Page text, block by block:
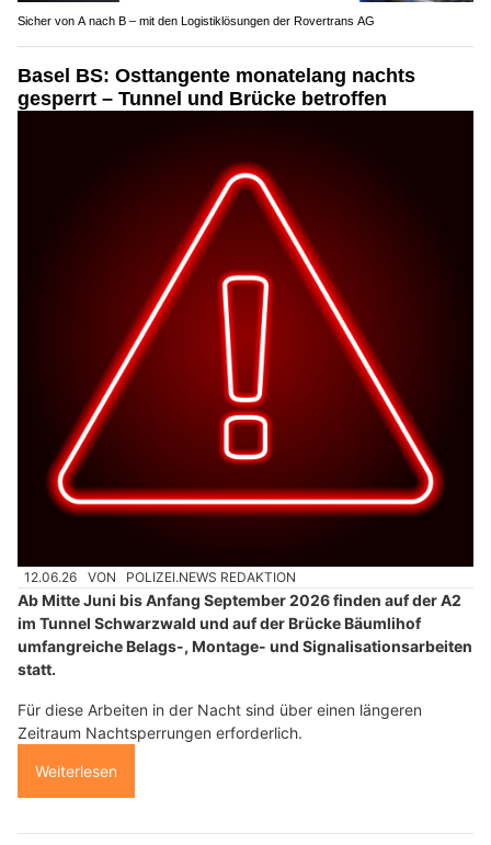
Sicher von A nach B – mit den Logistiklösungen der Rovertrans AG
Basel BS: Osttangente monatelang nachts
gesperrt – Tunnel und Brücke betroffen
12.06.26 VON POLIZEI.NEWS REDAKTION
Ab Mitte Juni bis Anfang September 2026 finden auf der A2
im Tunnel Schwarzwald und auf der Brücke Bäumlihof
umfangreiche Belags-, Montage- und Signalisationsarbeiten
statt.
Für diese Arbeiten in der Nacht sind über einen längeren
Zeitraum Nachtsperrungen erforderlich.
Weiterlesen